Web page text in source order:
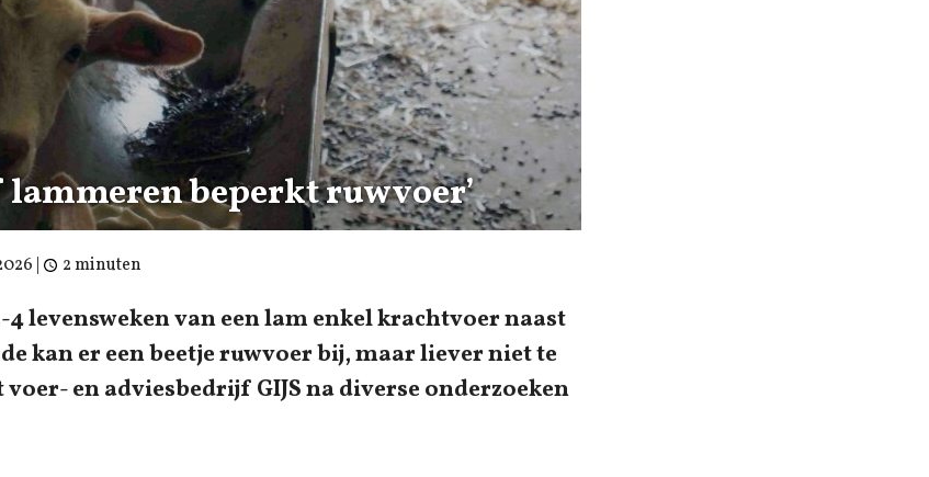
lammeren beperkt ruwvoer’
2 minuten
4 levensweken van een lam enkel krachtvoer naast
kan er een beetje ruwvoer bij, maar liever niet te
voer- en adviesbedrijf GIJS na diverse onderzoeken